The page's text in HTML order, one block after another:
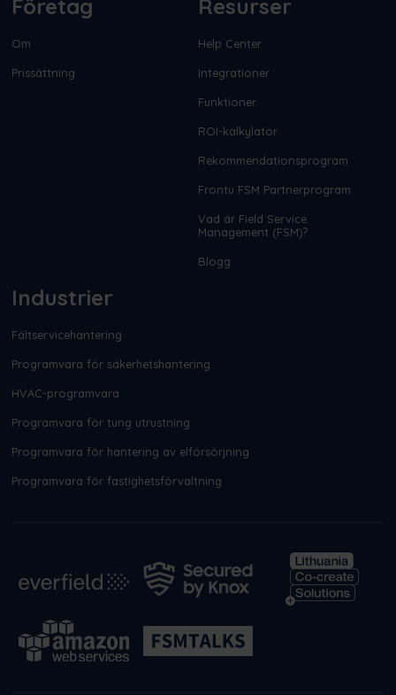
Företag
Om
Prissättning
Resurser
Help Center
Integrationer
Funktioner
ROI-kalkylator
Rekommendationsprogram
Frontu FSM Partnerprogram
Vad är Field Service
Management (FSM)?
Blogg
Industrier
Fältservicehantering
Programvara för säkerhetshantering
HVAC-programvara
Programvara för tung utrustning
Programvara för hantering av elförsörjning
Programvara för fastighetsförvaltning